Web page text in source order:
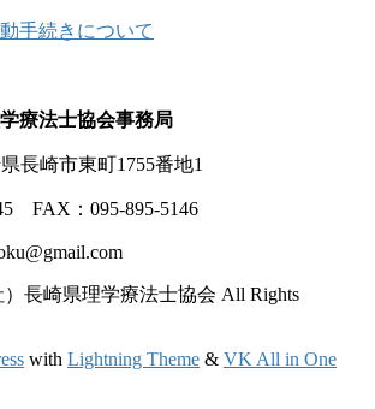
手続きについて
療法士協会事務局
長崎市東町1755番地1
FAX：095-895-5146
長崎県理学療法士協会 All Rights
with Lightning Theme & VK All in One